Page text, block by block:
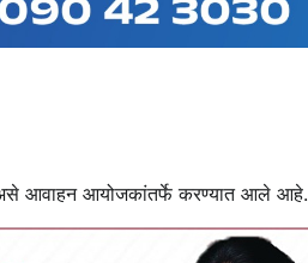
असे आवाहन आयोजकांतर्फे करण्यात आले आहे.